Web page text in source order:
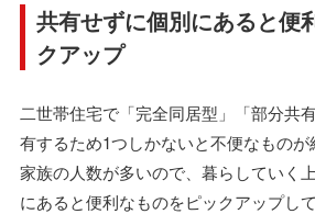
共有せずに個別にあると便
クアップ
二世帯住宅で「完全同居型」「部分共
有するため1つしかないと不便なものが
家族の人数が多いので、暮らしていく
にあると便利なものをピックアップして